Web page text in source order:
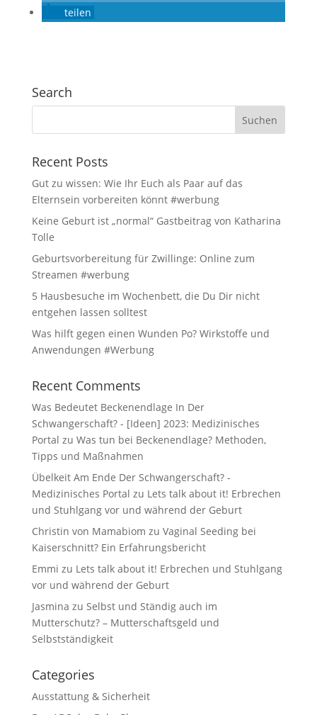
teilen
Search
Recent Posts
Gut zu wissen: Wie Ihr Euch als Paar auf das
Elternsein vorbereiten könnt #werbung
Keine Geburt ist „normal“ Gastbeitrag von Katharina
Tolle
Geburtsvorbereitung für Zwillinge: Online zum
Streamen #werbung
5 Hausbesuche im Wochenbett, die Du Dir nicht
entgehen lassen solltest
Was hilft gegen einen Wunden Po? Wirkstoffe und
Anwendungen #Werbung
Recent Comments
Was Bedeutet Beckenendlage In Der
Schwangerschaft? - [Ideen] 2023: Medizinisches
Portal zu Was tun bei Beckenendlage? Methoden,
Tipps und Maßnahmen
Übelkeit Am Ende Der Schwangerschaft? -
Medizinisches Portal zu Lets talk about it! Erbrechen
und Stuhlgang vor und während der Geburt
Christin von Mamabiom zu Vaginal Seeding bei
Kaiserschnitt? Ein Erfahrungsbericht
Emmi zu Lets talk about it! Erbrechen und Stuhlgang
vor und während der Geburt
Jasmina zu Selbst und Ständig auch im
Mutterschutz? – Mutterschaftsgeld und
Selbstständigkeit
Categories
Ausstattung & Sicherheit